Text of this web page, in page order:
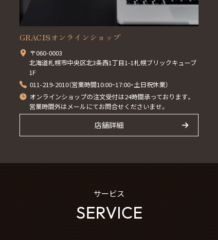
GRACISオンラインショップ
〒060-0003
北海道札幌市中央区北3条西1丁目1-1札幌ブリックキューブ
1F
011-219-2010（営業時間10:00~17:00・土日祝休業）
オンラインショップの注文受付は24時間承っております。
営業時間外はメールにてお問合せくださいませ。
店舗詳細
サービス
SERVICE